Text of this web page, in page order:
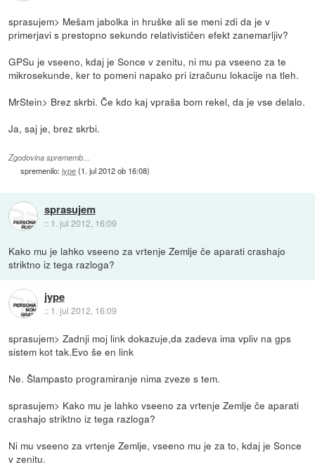
sprasujem> Mešam jabolka in hruške ali se meni zdi da je v
primerjavi s prestopno sekundo relativističen efekt zanemarljiv?
GPSu je vseeno, kdaj je Sonce v zenitu, ni mu pa vseeno za te
mikrosekunde, ker to pomeni napako pri izračunu lokacije na tleh.
MrStein> Brez skrbi. Če kdo kaj vpraša bom rekel, da je vse delalo.
Ja, saj je, brez skrbi.
Zgodovina sprememb…
spremenilo:jype(1. jul 2012 ob 16:08)
sprasujem
:: 1. jul 2012, 16:09
Kako mu je lahko vseeno za vrtenje Zemlje če aparati crashajo
striktno iz tega razloga?
jype
:: 1. jul 2012, 16:09
sprasujem> Zadnji moj link dokazuje,da zadeva ima vpliv na gps
sistem kot tak.Evo še en link
Ne. Šlampasto programiranje nima zveze s tem.
sprasujem> Kako mu je lahko vseeno za vrtenje Zemlje če aparati
crashajo striktno iz tega razloga?
Ni mu vseeno za vrtenje Zemlje, vseeno mu je za to, kdaj je Sonce
v zenitu.